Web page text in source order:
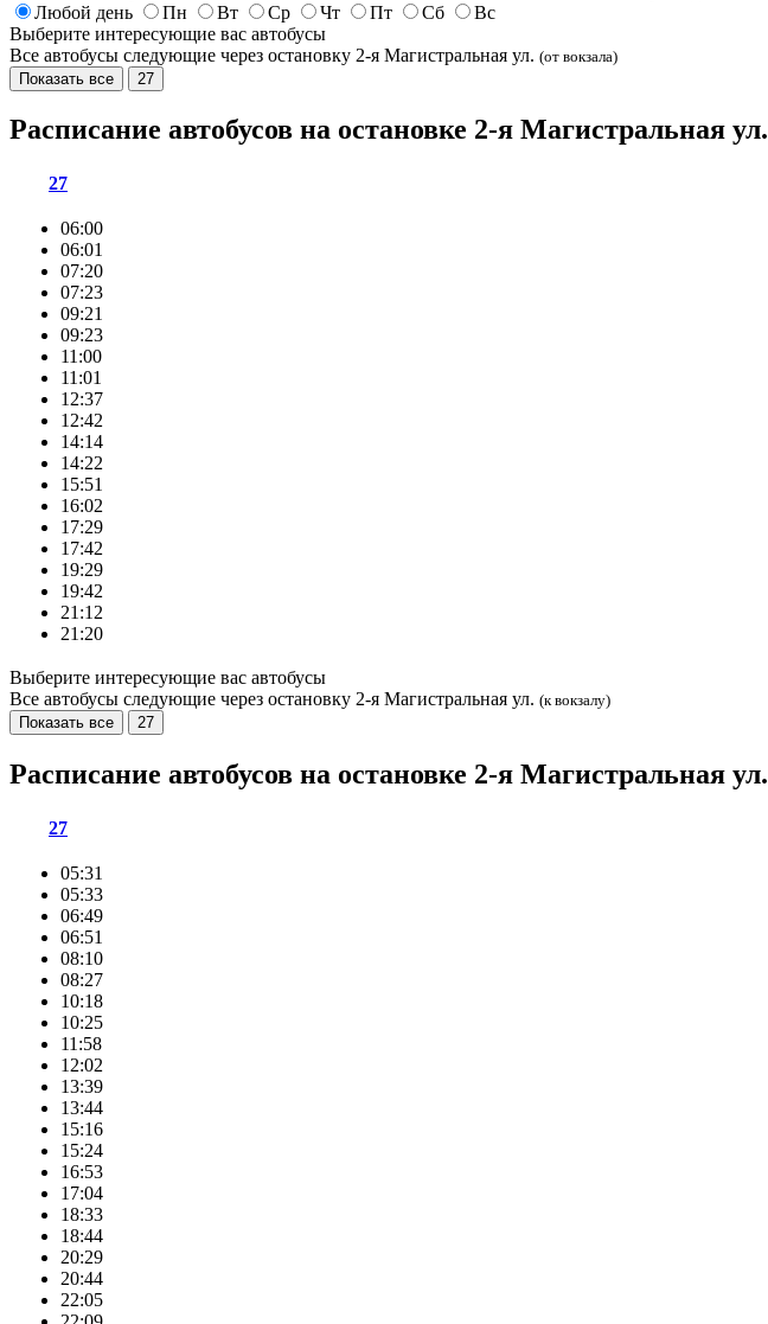
Любой день
Пн Вт Ср Чт Пт Сб
Вс
Выберите интересующие вас автобусы
Все автобусы следующие через остановку 2-я Магистральная ул. (от вокзала)
Показать все
27
Расписание автобусов на остановке 2-я Магистральная ул.
27
06:00
06:01
07:20
07:23
09:21
09:23
11:00
11:01
12:37
12:42
14:14
14:22
15:51
16:02
17:29
17:42
19:29
19:42
21:12
21:20
Выберите интересующие вас автобусы
Все автобусы следующие через остановку 2-я Магистральная ул. (к вокзалу)
Показать все
27
Расписание автобусов на остановке 2-я Магистральная ул.
27
05:31
05:33
06:49
06:51
08:10
08:27
10:18
10:25
11:58
12:02
13:39
13:44
15:16
15:24
16:53
17:04
18:33
18:44
20:29
20:44
22:05